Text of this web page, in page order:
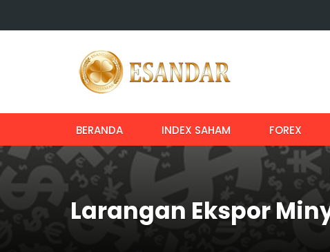
BERANDA INDEX SAHAM FOREX
Larangan Ekspor